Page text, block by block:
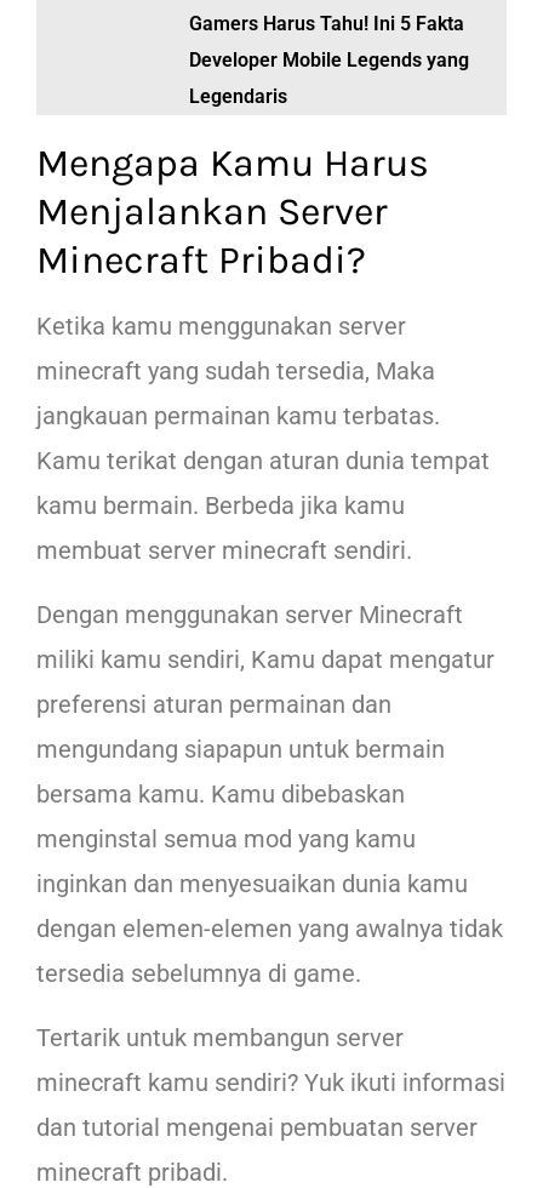
Gamers Harus Tahu! Ini 5 Fakta
Developer Mobile Legends yang
Legendaris
Mengapa Kamu Harus
Menjalankan Server
Minecraft Pribadi?
Ketika kamu menggunakan server
minecraft yang sudah tersedia, Maka
jangkauan permainan kamu terbatas.
Kamu terikat dengan aturan dunia tempat
kamu bermain. Berbeda jika kamu
membuat server minecraft sendiri.
Dengan menggunakan server Minecraft
miliki kamu sendiri, Kamu dapat mengatur
preferensi aturan permainan dan
mengundang siapapun untuk bermain
bersama kamu. Kamu dibebaskan
menginstal semua mod yang kamu
inginkan dan menyesuaikan dunia kamu
dengan elemen-elemen yang awalnya tidak
tersedia sebelumnya di game.
Tertarik untuk membangun server
minecraft kamu sendiri? Yuk ikuti informasi
dan tutorial mengenai pembuatan server
minecraft pribadi.